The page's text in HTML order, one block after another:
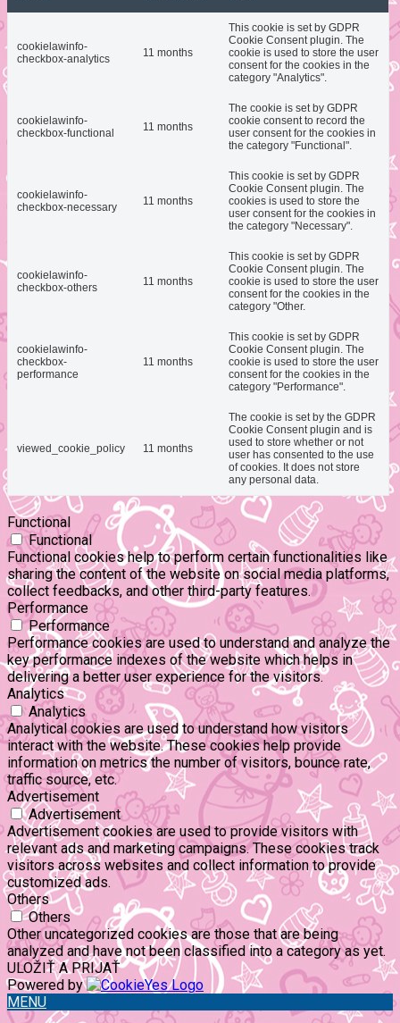
cookielawinfo-
checkbox-analytics
11 months
This cookie is set by GDPR
Cookie Consent plugin. The
cookie is used to store the user
consent for the cookies in the
category "Analytics".
cookielawinfo-
checkbox-functional
11 months
The cookie is set by GDPR
cookie consent to record the
user consent for the cookies in
the category "Functional".
cookielawinfo-
checkbox-necessary
11 months
This cookie is set by GDPR
Cookie Consent plugin. The
cookies is used to store the
user consent for the cookies in
the category "Necessary".
cookielawinfo-
checkbox-others
11 months
This cookie is set by GDPR
Cookie Consent plugin. The
cookie is used to store the user
consent for the cookies in the
category "Other.
cookielawinfo-
checkbox-
performance
11 months
This cookie is set by GDPR
Cookie Consent plugin. The
cookie is used to store the user
consent for the cookies in the
category "Performance".
viewed_cookie_policy 11 months
The cookie is set by the GDPR
Cookie Consent plugin and is
used to store whether or not
user has consented to the use
of cookies. It does not store
any personal data.
Functional
Functional
Functional cookies help to perform certain functionalities like
sharing the content of the website on social media platforms,
collect feedbacks, and other third-party features.
Performance
Performance
Performance cookies are used to understand and analyze the
key performance indexes of the website which helps in
delivering a better user experience for the visitors.
Analytics
Analytics
Analytical cookies are used to understand how visitors
interact with the website. These cookies help provide
information on metrics the number of visitors, bounce rate,
traffic source, etc.
Advertisement
Advertisement
Advertisement cookies are used to provide visitors with
relevant ads and marketing campaigns. These cookies track
visitors across websites and collect information to provide
customized ads.
Others
Others
Other uncategorized cookies are those that are being
analyzed and have not been classified into a category as yet.
ULOŽIŤ A PRIJAŤ
Powered by
MENU